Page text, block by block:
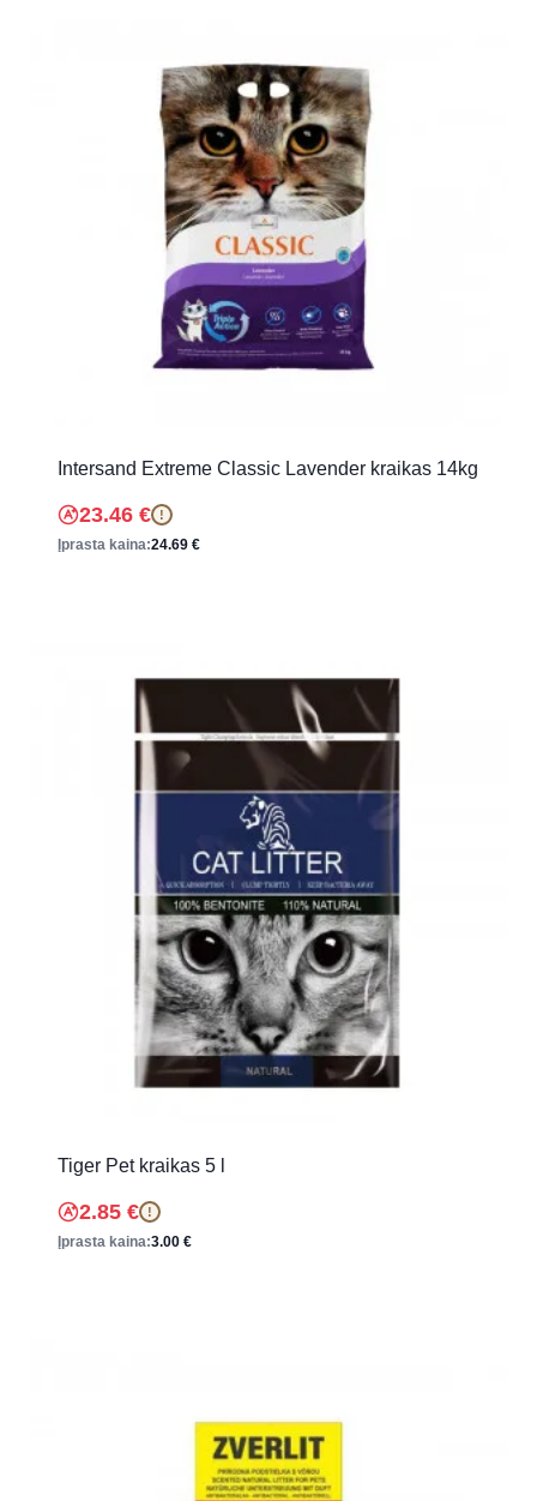
Intersand Extreme Classic Lavender kraikas 14kg
23.46 € !
Įprasta kaina:24.69 €
Tiger Pet kraikas 5 l
2.85 € !
Įprasta kaina:3.00 €